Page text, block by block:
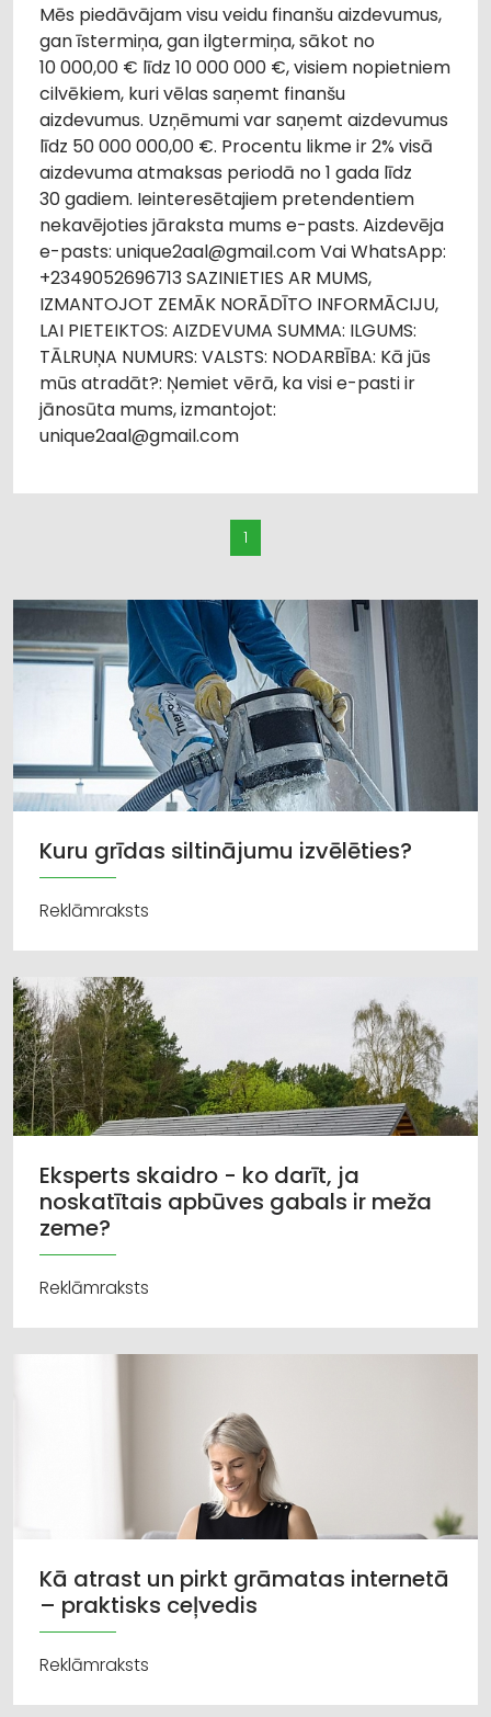
Mēs piedāvājam visu veidu finanšu aizdevumus,
gan īstermiņa, gan ilgtermiņa, sākot no
10 000,00 € līdz 10 000 000 €, visiem nopietniem
cilvēkiem, kuri vēlas saņemt finanšu
aizdevumus. Uzņēmumi var saņemt aizdevumus
līdz 50 000 000,00 €. Procentu likme ir 2% visā
aizdevuma atmaksas periodā no 1 gada līdz
30 gadiem. Ieinteresētajiem pretendentiem
nekavējoties jāraksta mums e-pasts. Aizdevēja
e-pasts: unique2aal@gmail.com Vai WhatsApp:
+2349052696713 SAZINIETIES AR MUMS,
IZMANTOJOT ZEMĀK NORĀDĪTO INFORMĀCIJU,
LAI PIETEIKTOS: AIZDEVUMA SUMMA: ILGUMS:
TĀLRUŅA NUMURS: VALSTS: NODARBĪBA: Kā jūs
mūs atradāt?: Ņemiet vērā, ka visi e-pasti ir
jānosūta mums, izmantojot:
unique2aal@gmail.com
1
Kuru grīdas siltinājumu izvēlēties?
Reklāmraksts
Eksperts skaidro - ko darīt, ja
noskatītais apbūves gabals ir meža
zeme?
Reklāmraksts
Kā atrast un pirkt grāmatas internetā
– praktisks ceļvedis
Reklāmraksts